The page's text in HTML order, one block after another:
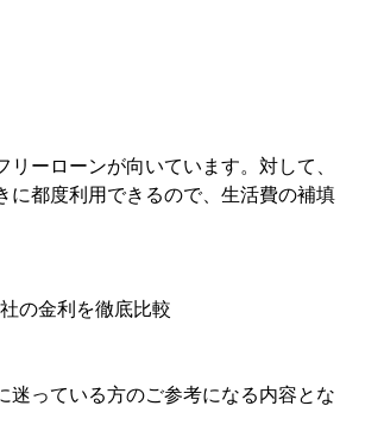
ーローンが向いています。対して、
に都度利用できるので、生活費の補填
の金利を徹底比較
迷っている方のご参考になる内容とな